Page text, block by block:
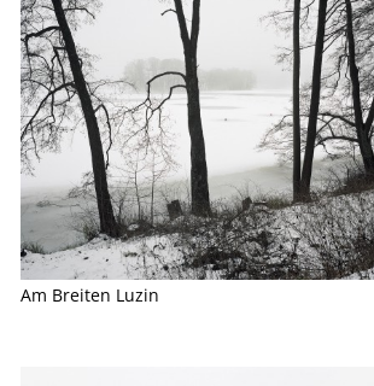
Am Breiten Luzin